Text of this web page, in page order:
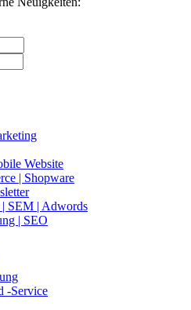
Website
| Shopware
| SEM | Adwords
| SEO
-Service